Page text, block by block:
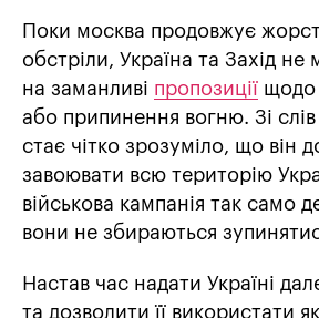
Поки москва продовжує
обстріли, Україна та Захід не
на заманливі пропозиції щодо
або припинення вогню. Зі слів
стає чітко зрозуміло, що він
завоювати всю територію
військова кампанія так само
вони не збираються
Настав час надати Україні
та дозволити її використати